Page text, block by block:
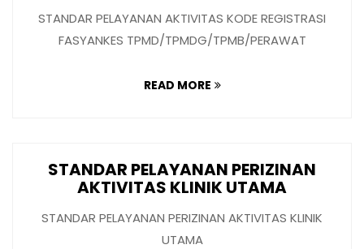
STANDAR PELAYANAN AKTIVITAS KODE REGISTRASI
FASYANKES TPMD/TPMDG/TPMB/PERAWAT
READ MORE
STANDAR PELAYANAN PERIZINAN
AKTIVITAS KLINIK UTAMA
STANDAR PELAYANAN PERIZINAN AKTIVITAS KLINIK
UTAMA